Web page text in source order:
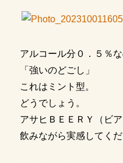
アルコール分０．５％
「強いのどごし」
これはミント型。
どうでしょう。
アサヒＢＥＥＲＹ（ビ
飲みながら実感してくだ